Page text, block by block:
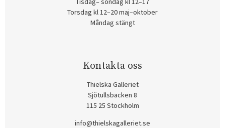
Torsdag kl 12–20 maj–oktober
Måndag stängt
Kontakta oss
Thielska Galleriet
Sjötullsbacken 8
115 25 Stockholm
info@thielskagalleriet.se